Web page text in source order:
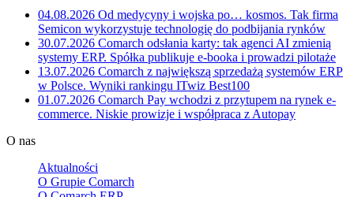
04.08.2026 Od medycyny i wojska po… kosmos. Tak firma
Semicon wykorzystuje technologię do podbijania rynków
30.07.2026 Comarch odsłania karty: tak agenci AI zmienią
systemy ERP. Spółka publikuje e-booka i prowadzi pilotaże
13.07.2026 Comarch z największą sprzedażą systemów ERP
w Polsce. Wyniki rankingu ITwiz Best100
01.07.2026 Comarch Pay wchodzi z przytupem na rynek e-
commerce. Niskie prowizje i współpraca z Autopay
O nas
Aktualności
O Grupie Comarch